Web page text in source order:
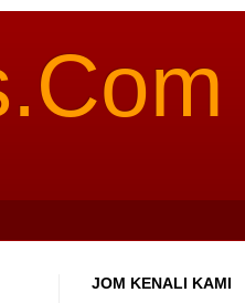
JOM KENALI KAMI